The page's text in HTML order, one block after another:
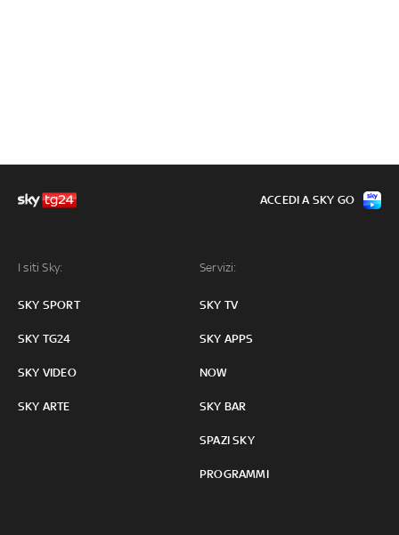
I siti Sky:
SKY SPORT
SKY TG24
SKY VIDEO
SKY ARTE
Servizi:
SKY TV
SKY APPS
NOW
SKY BAR
SPAZI SKY
PROGRAMMI
ACCEDI A SKY GO